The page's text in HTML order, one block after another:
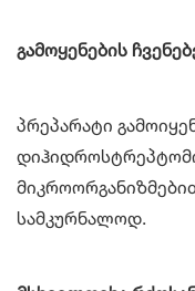
გამოყენების
პრეპარატი
სამკურნალოდ.